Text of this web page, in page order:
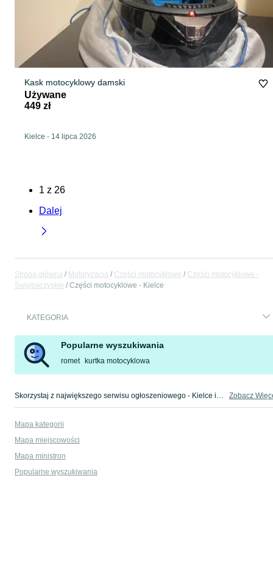
Kask motocyklowy damski
Używane
449 zł
Kielce - 14 lipca 2026
1 z 26
Dalej
Strona główna Motoryzacja Części motocyklowe
Części motocyklowe -
Świętokrzyskie
Części motocyklowe - Kielce
KATEGORIA
Popularne wyszukiwania
romet kurtka motocyklowa
Skorzystaj z największego serwisu ogłoszeniowego - Kielce i okolice! - kupuj lub sprzedawaj jeszcze wygodniej w kategorii Części motocyklowe! Zobacz
Mapa kategorii
Mapa miejscowości
Mapa ministron
Popularne wyszukiwania